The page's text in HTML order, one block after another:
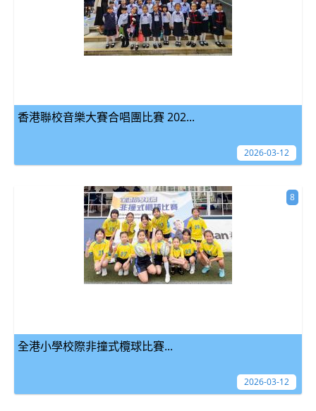
香港聯校音樂大賽合唱團比賽 202...
2026-03-12
全港小學校際非撞式欖球比賽...
8
2026-03-12